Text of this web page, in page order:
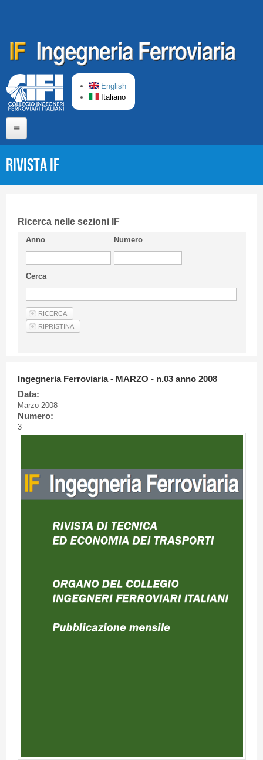
English
Italiano
CIFI in breve
Linee Guida
Privacy Policy
Articoli
Rivista IF
Ricerca nelle sezioni IF
Anno Numero
Cerca
Ingegneria Ferroviaria - MARZO - n.03 anno 2008
Data:
Marzo 2008
Numero:
3